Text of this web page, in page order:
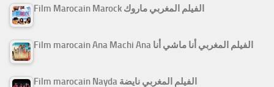
Film Marocain Marock الفيلم المغربي ماروك
Film marocain Ana Machi Ana الفيلم المغربي أنا ماشي أنا
Film marocain Nayda الفيلم المغربي نايضة